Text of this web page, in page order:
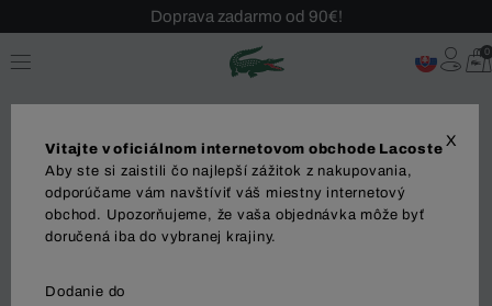
Doprava zadarmo od 90€!
Sezónny výpredaj až -40 %!
Bezplatné vrátenie!
0
Šperky
X
Vitajte v oficiálnom internetovom obchode Lacoste
Aby ste si zaistili čo najlepší zážitok z nakupovania,
odporúčame vám navštíviť váš miestny internetový
obchod. Upozorňujeme, že vaša objednávka môže byť
doručená iba do vybranej krajiny.
Dodanie do